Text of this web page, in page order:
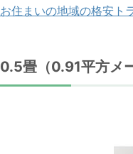
お住まいの地域の格安ト
0.5畳（0.91平方メ